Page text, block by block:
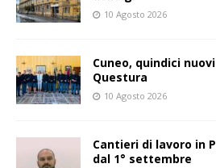
10 Agosto 2026
Cuneo, quindici
Questura
10 Agosto 2026
Cantieri di lavoro in
dal 1° settembre